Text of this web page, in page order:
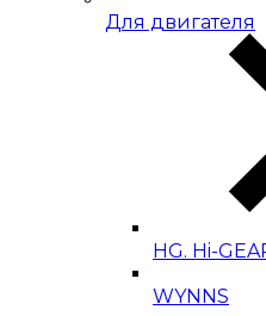
Для двигателя
HG. Hi-
WYNNS